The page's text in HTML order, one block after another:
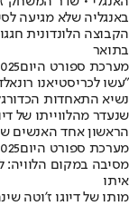
באנגליה שלא מגיעה
הקבוצה הלונדונית
בתואר
מערכת ספורט היום
"עשו לכריסטיאנו
נשיא התאחדות
שנעדר מהלווייתו של
הראשון אחד האנשים
מערכת ספורט היום
מסיבה במקום הלוויה:
איתו
מותו של דיוגו ז'וטה